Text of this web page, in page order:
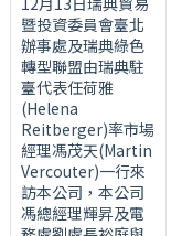
暨投資委員會臺北
辦事處及瑞典綠色
轉型聯盟由瑞典駐
臺代表任荷雅
(Helena
Reitberger)率市場
經理馮茂天(Martin
Vercouter)一行來
訪本公司，本公司
馮總經理輝昇及電